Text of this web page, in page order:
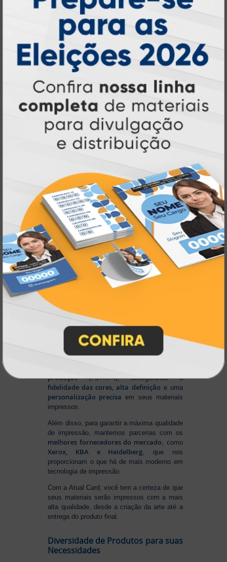
online. Tudo isso para oferecer
agilidade,
qualidade e soluções inteligentesque
atendem às suas necessidades.
Liderança e Qualidade em
Impressão
Prestes a completar três décadas de
inovação e serviços,a Atual Card segue
como referência no mercado gráfico e de
personalização online
, oferecendo
impressão digital e offset de alta
qualidade. Nosso segredo? Umportfólio
completo de produtos personalizados
site intuitivo e fácil de navegar, e entrega
rápida para todo o Brasil
a melhor
experiência de compra e a máxima
satisfação dos nossos clientes.
Tecnologia de Ponta em Impressão
Personalizada
Na Atual Card, você tem total liberdade para
enviar sua arte nos principais formatos dos
softwares gráficos mais utilizados, como
CorelDRAW (CDR), Photoshop (PSD) e
Illustrator (AI)
, além do padrão de
impressão PDF/X-4. E se preferir criar no
disponíveis na plataforma e enviar seus
arquivos. Aproveite mais essa facilidade para
produzir seu material personalizado!
Para conseguir um resultado impecável,
contamos com um Sistema Automático de
Pré-Impressão
ajusta e otimiza seus
produção (PDF/X-4), assegurando a
fidelidade das cores, alta definição e uma
personalização precisa em seus materiais
impressos.
Além disso, para garantir a máxima qualidade
de impressão, mantemos parcerias com os
melhores fornecedores do mercado , como
Xerox, KBA e Heidelberg , que nos
proporcionam o que há de mais moderno em
tecnologia de impressão.
Com a Atual Card, você tem a certeza de que
seus materiais serão impressos com a mais
alta qualidade, desde a criação da arte até a
entrega do produto final.
Diversidade de Produtos para suas
Necessidades